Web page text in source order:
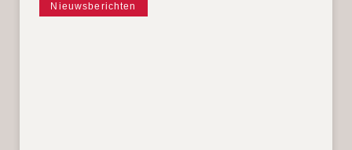
Nieuwsberichten